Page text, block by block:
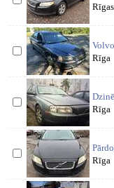
Rīga
Rīga
Rīga